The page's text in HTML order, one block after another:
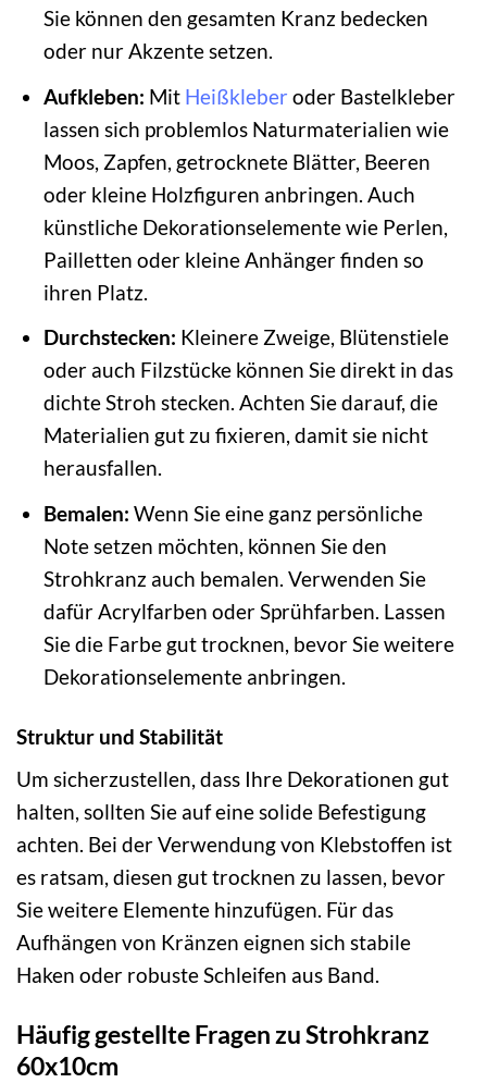
Sie können den gesamten Kranz bedecken
oder nur Akzente setzen.
Aufkleben: Mit Heißkleber oder Bastelkleber
lassen sich problemlos Naturmaterialien wie
Moos, Zapfen, getrocknete Blätter, Beeren
oder kleine Holzfiguren anbringen. Auch
künstliche Dekorationselemente wie Perlen,
Pailletten oder kleine Anhänger finden so
ihren Platz.
Durchstecken: Kleinere Zweige, Blütenstiele
oder auch Filzstücke können Sie direkt in das
dichte Stroh stecken. Achten Sie darauf, die
Materialien gut zu fixieren, damit sie nicht
herausfallen.
Bemalen: Wenn Sie eine ganz persönliche
Note setzen möchten, können Sie den
Strohkranz auch bemalen. Verwenden Sie
dafür Acrylfarben oder Sprühfarben. Lassen
Sie die Farbe gut trocknen, bevor Sie weitere
Dekorationselemente anbringen.
Struktur und Stabilität
Um sicherzustellen, dass Ihre Dekorationen gut
halten, sollten Sie auf eine solide Befestigung
achten. Bei der Verwendung von Klebstoffen ist
es ratsam, diesen gut trocknen zu lassen, bevor
Sie weitere Elemente hinzufügen. Für das
Aufhängen von Kränzen eignen sich stabile
Haken oder robuste Schleifen aus Band.
Häufig gestellte Fragen zu Strohkranz
60x10cm